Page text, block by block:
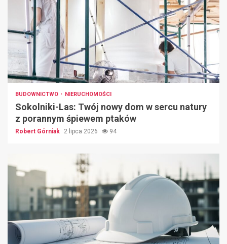
BUDOWNICTWO NIERUCHOMOŚCI
Sokolniki-Las: Twój nowy dom w sercu natury
z porannym śpiewem ptaków
Robert Górniak 2 lipca 2026 94